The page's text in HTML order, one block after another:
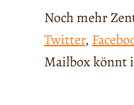
Noch mehr
Twitter,
Mailbox könnt